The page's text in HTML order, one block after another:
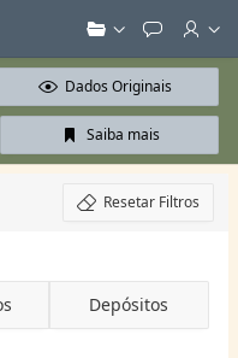
Dados Originais
Saiba mais
Resetar Filtros
Depósitos